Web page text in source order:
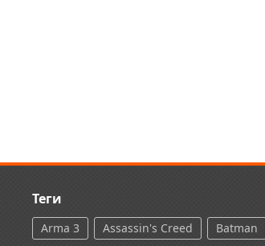
Теги
Arma 3 Assassin's Creed
Batman